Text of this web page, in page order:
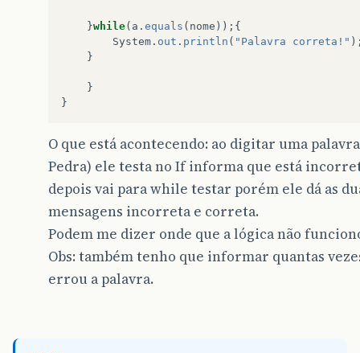
}while( a . equals ( nome ));{
System . out . println ( "Palavra correta!"
}
}
}
O que está acontecendo: ao digitar uma
Pedra) ele testa no If informa que está
depois vai para while testar porém ele dá as
mensagens incorreta e correta.
Podem me dizer onde que a lógica não
Obs: também tenho que informar quantas
errou a palavra.